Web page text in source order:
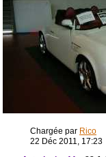
Chargée par Rico
22 Déc 2011, 17:23